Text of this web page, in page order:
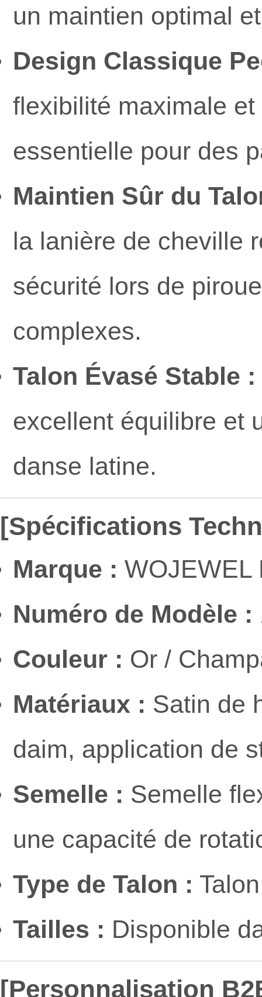
un maintien optimal
Design Classique
flexibilité maximale
essentielle pour des
Maintien Sûr du
la lanière de cheville
sécurité lors de
complexes.
Talon Évasé Stable :
excellent équilibre et
danse latine.
[Spécifications
Marque : WOJEWEL
Numéro de Modèle :
Couleur : Or /
Matériaux : Satin de
daim, application de
Semelle : Semelle
une capacité de
Type de Talon :
Tailles : Disponible
[Personnalisation